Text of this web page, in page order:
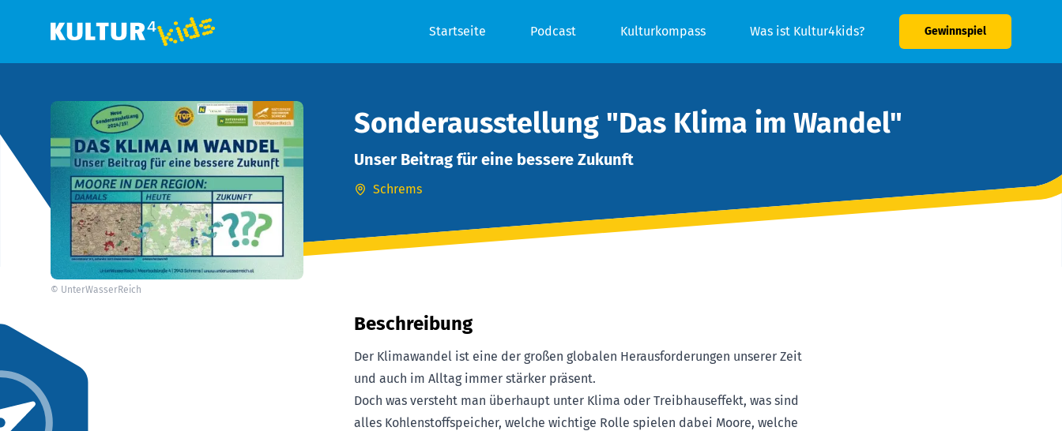
Startseite Podcast Kulturkompass Was ist Kultur4kids? Gewinnspiel
© UnterWasserReich
Sonderausstellung "Das Klima im Wandel"
Unser Beitrag für eine bessere Zukunft
Schrems
Beschreibung
Der Klimawandel ist eine der großen globalen Herausforderungen unserer Zeit
und auch im Alltag immer stärker präsent.
Doch was versteht man überhaupt unter Klima oder Treibhauseffekt, was sind
alles Kohlenstoffspeicher, welche wichtige Rolle spielen dabei Moore, welche